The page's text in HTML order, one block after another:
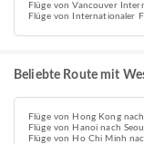
Flüge von Vancouver
Flüge von Internationaler
Beliebte Route mit
Flüge von Hong Kong nach
Flüge von Hanoi nach Seoul
Flüge von Ho Chi Minh